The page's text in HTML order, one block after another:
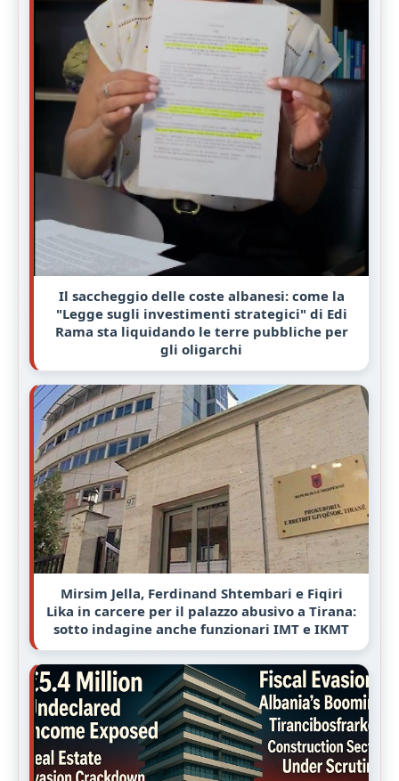
Il saccheggio delle coste albanesi: come la
"Legge sugli investimenti strategici" di Edi
Rama sta liquidando le terre pubbliche per
gli oligarchi
Mirsim Jella, Ferdinand Shtembari e Fiqiri
Lika in carcere per il palazzo abusivo a Tirana:
sotto indagine anche funzionari IMT e IKMT